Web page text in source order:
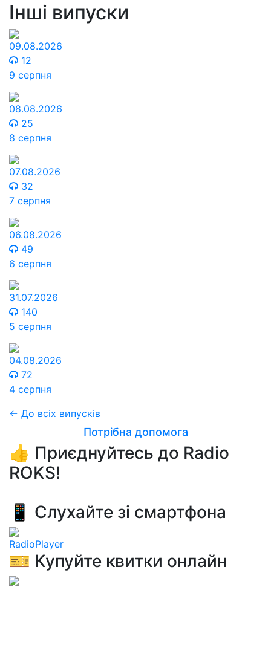
Інші випуски
09.08.2026
12
9 серпня
08.08.2026
25
8 серпня
07.08.2026
32
7 серпня
06.08.2026
49
6 серпня
31.07.2026
140
5 серпня
04.08.2026
72
4 серпня
← До всіх випусків
Потрібна допомога
👍 Приєднуйтесь до Radio
ROKS!
📱 Слухайте зі смартфона
RadioPlayer
🎫 Купуйте квитки онлайн